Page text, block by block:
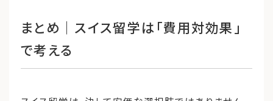
まとめ｜スイス留学は「費用対効果」
で考える